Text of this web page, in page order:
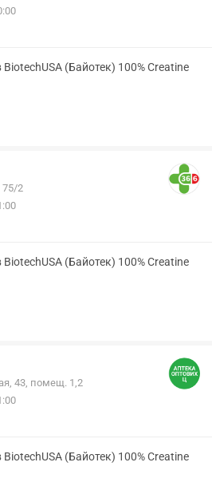
(Байотек) 100% Creatine
75/2
(Байотек) 100% Creatine
43, помещ. 1,2
(Байотек) 100% Creatine